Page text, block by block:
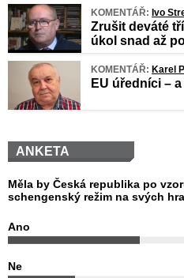
KOMENTÁŘ: Ivo
Zrušit deváté
úkol snad až
KOMENTÁŘ: Karel
EU úředníci –
ANKETA
Měla by Česká republika po
schengenský režim na svých
Ano
Ne